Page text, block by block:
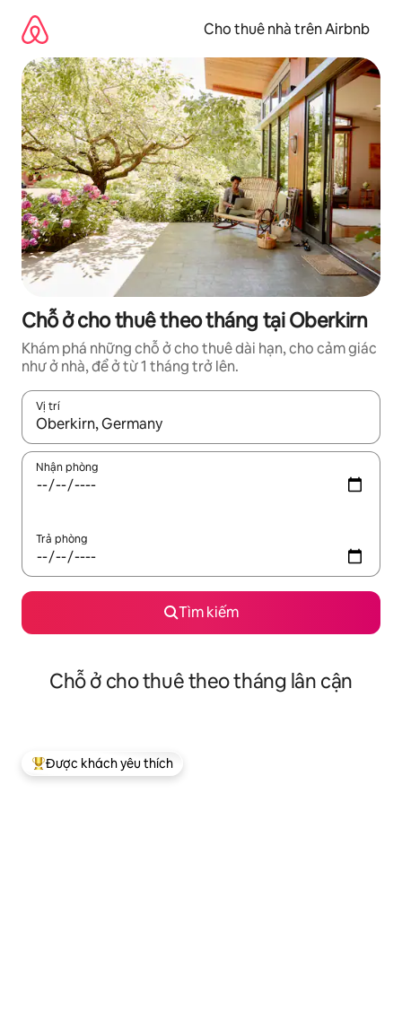
dung
Cho thuê nhà trên Airbnb
Chỗ ở cho thuê theo tháng tại Oberkirn
Khám phá những chỗ ở cho thuê dài hạn, cho cảm giác
như ở nhà, để ở từ 1 tháng trở lên.
Vị trí
Khi có kết quả, hãy điều hướng bằng phím mũi tên lên và
Nhận phòng
Trả phòng
Tìm kiếm
Chỗ ở cho thuê theo tháng lân cận
Được khách yêu thích nhất
Được khách yêu thích